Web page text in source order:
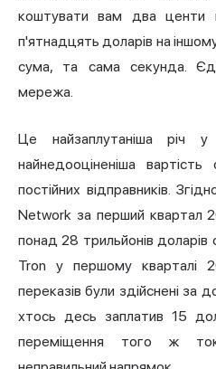
коштувати вам два центи
п'ятнадцять доларів на
сума, та сама секунда.
мережа.
Це найзаплутаніша річ
найнедооціненіша
постійних відправників.
Network за перший квартал
понад 28 трильйонів доларів
Tron у першому кварталі
переказів були здійснені
хтось десь заплатив 15
переміщення того ж